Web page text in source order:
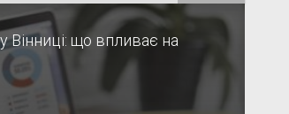
Вінниці: що впливає на